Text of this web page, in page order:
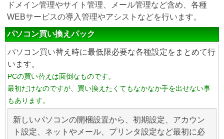
ドメイン管理やサイト管理、メール管理など含め、各種
WEBサービスの導入管理やアシストなどを行います。
パソコン買い換えパック
パソコン買い替え時に最低限必要な各種設定をまとめて行
います。
PCの買い替えは面倒なものです。
最初だけなのですが、買い換えたくてもなかなか手を出せない事
もあります。
新しいパソコンの開梱設置から、初期設定、アカウン
ト設定、ネットやメール、プリンタ設定など最初に必